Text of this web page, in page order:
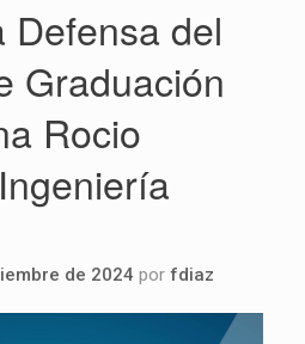
Defensa del
Graduación
Rocio
de 2024 por fdiaz